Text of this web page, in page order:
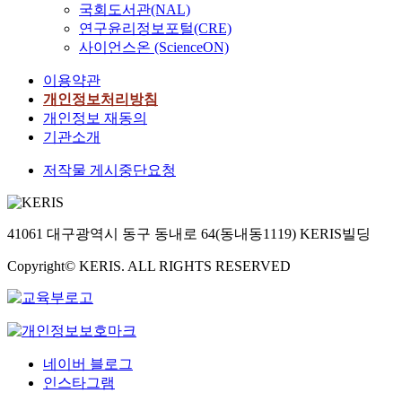
국회도서관(NAL)
연구윤리정보포털(CRE)
사이언스온 (ScienceON)
이용약관
개인정보처리방침
개인정보 재동의
기관소개
저작물 게시중단요청
41061 대구광역시 동구 동내로 64(동내동1119) KERIS빌딩
Copyright© KERIS. ALL RIGHTS RESERVED
네이버 블로그
인스타그램